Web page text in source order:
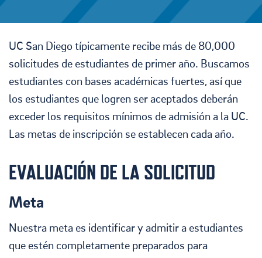
UC San Diego típicamente recibe más de 80,000
solicitudes de estudiantes de primer año. Buscamos
estudiantes con bases académicas fuertes, así que
los estudiantes que logren ser aceptados deberán
exceder los requisitos mínimos de admisión a la UC.
Las metas de inscripción se establecen cada año.
EVALUACIÓN DE LA SOLICITUD
Meta
Nuestra meta es identificar y admitir a estudiantes
que estén completamente preparados para